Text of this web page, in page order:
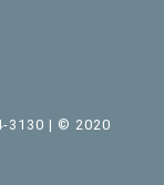
3130 | © 2020